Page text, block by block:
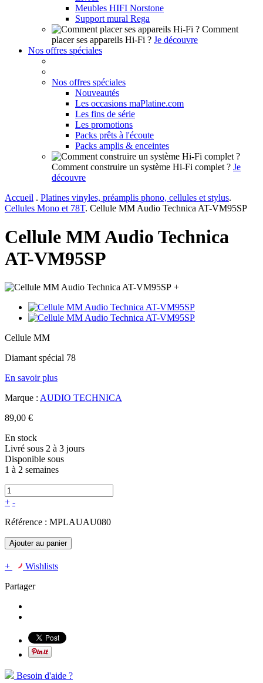
Meubles HIFI Norstone
Support mural Rega
Comment
placer ses appareils Hi-Fi ? Je découvre
Nos offres spéciales
Nos offres spéciales
Nouveautés
Les occasions maPlatine.com
Les fins de série
Les promotions
Packs prêts à l'écoute
Packs amplis & enceintes
Comment construire un système Hi-Fi complet ? Je
découvre
Accueil . Platines vinyles, préamplis phono, cellules et stylus.
Cellules Mono et 78T. Cellule MM Audio Technica AT-VM95SP
Cellule MM Audio Technica
AT-VM95SP
+
Cellule MM
Diamant spécial 78
En savoir plus
Marque : AUDIO TECHNICA
89,00 €
En stock
Livré sous 2 à 3 jours
Disponible sous
1 à 2 semaines
+ -
Référence : MPLAUAU080
Ajouter au panier
+
Wishlists
Partager
Besoin d'aide ?